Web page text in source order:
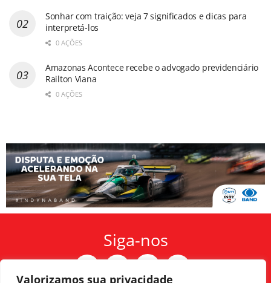
Valorizamos sua privacidade
Sonhar com traição: veja 7 significados e dicas para
interpretá-los
0 AÇÕES
Amazonas Acontece recebe o advogado previdenciário
Railton Viana
0 AÇÕES
Siga-nos